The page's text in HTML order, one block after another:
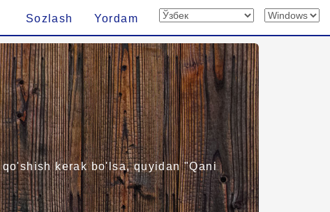
Sozlash Yordam
kerak bo'lsa, quyidan "Qani